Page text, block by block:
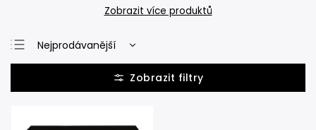
Zobrazit více produktů
Nejprodávanější
Nejlevnější
Nejdražší